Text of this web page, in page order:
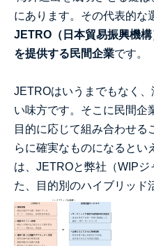
にあります。その代表的な
JETRO （日本貿易振興機構
を提供する民間企業です。
JETROはいうまでもなく
い味方です。そこに民間企
目的に応じて組み合わせる
らに確実なものになるとい
は、JETROと弊社（WIPジ
た、目的別のハイブリッド